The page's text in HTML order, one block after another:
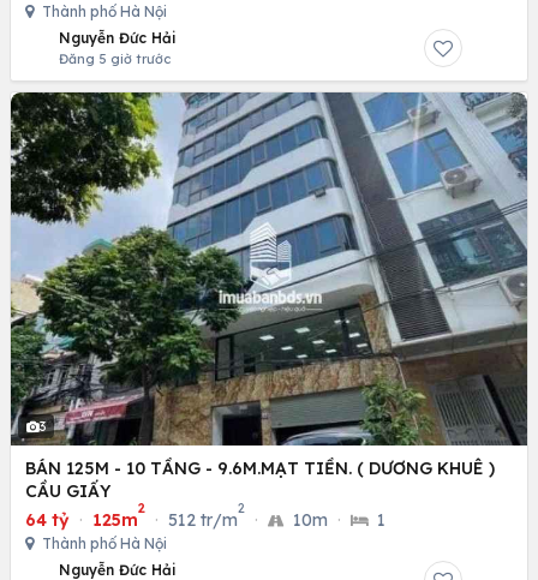
Thành phố Hà Nội
Nguyễn Đức Hải
Đăng 5 giờ trước
3
BÁN 125M - 10 TẦNG - 9.6M.MẠT TIỀN. ( DƯƠNG KHUÊ )
CẦU GIẤY
64 tỷ · 125m
2
· 512 tr/m
2
· 10m · 1
Thành phố Hà Nội
Nguyễn Đức Hải